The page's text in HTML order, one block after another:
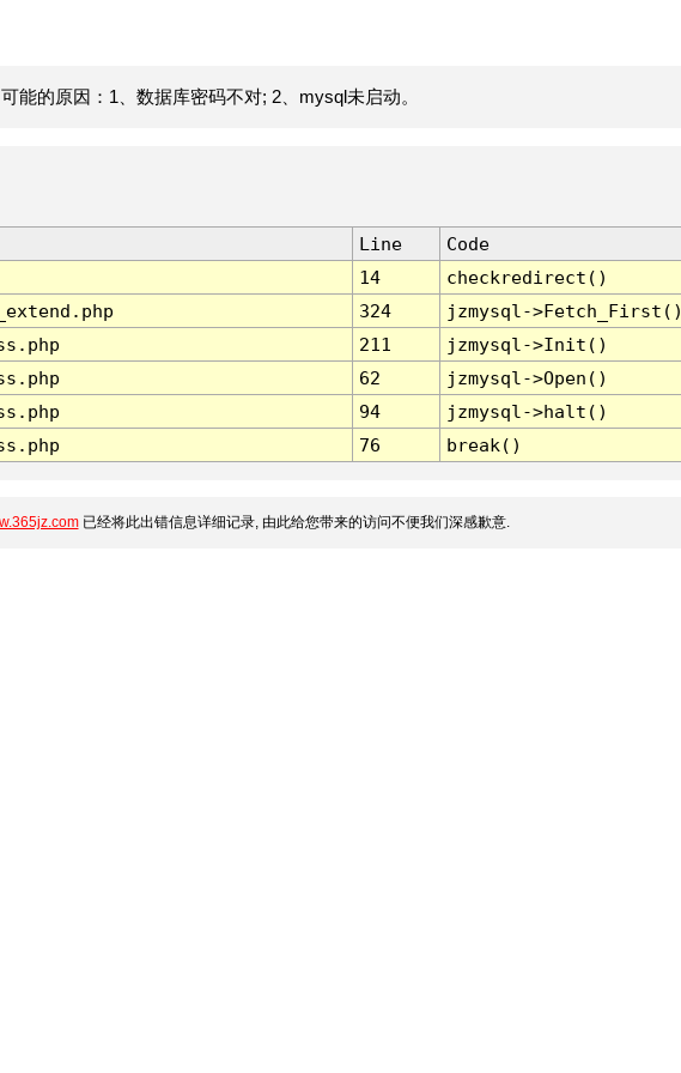
能的原因：1、数据库密码不对; 2、mysql未启动。
Line
Code
14
checkredirect()
324
jzmysql-
211
jzmysql->Init()
62
jzmysql->Open()
94
jzmysql->halt()
76 break()
已经将此出错信息详细记录, 由此给您带来的访问不便我们深感歉意.